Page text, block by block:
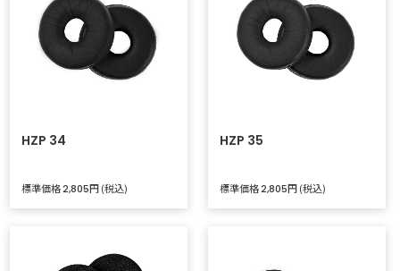
HZP 34
標準価格2,805円 (税込)
HZP 35
標準価格2,805円 (税込)